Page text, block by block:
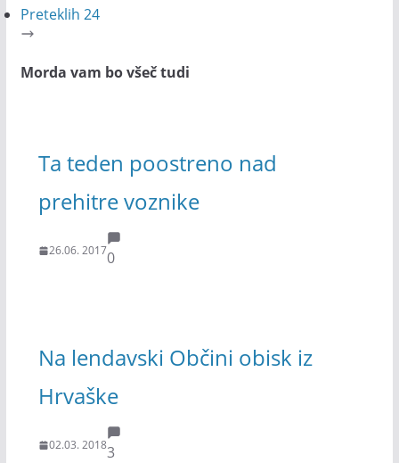
Preteklih 24
Morda vam bo všeč tudi
Ta teden poostreno nad
prehitre voznike
26.06. 20170
Na lendavski Občini obisk iz
Hrvaške
02.03. 20183